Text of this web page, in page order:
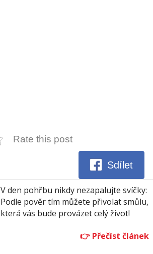
Rate this post
Sdílet
V den pohřbu nikdy nezapalujte svíčky:
Podle pověr tím můžete přivolat smůlu,
která vás bude provázet celý život!